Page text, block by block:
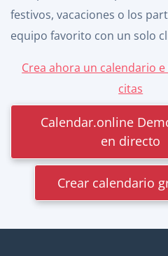
festivos, vacaciones o los
equipo favorito con un solo
Crea ahora un calendario
citas
Calendar.online
en directo
Crear calendario